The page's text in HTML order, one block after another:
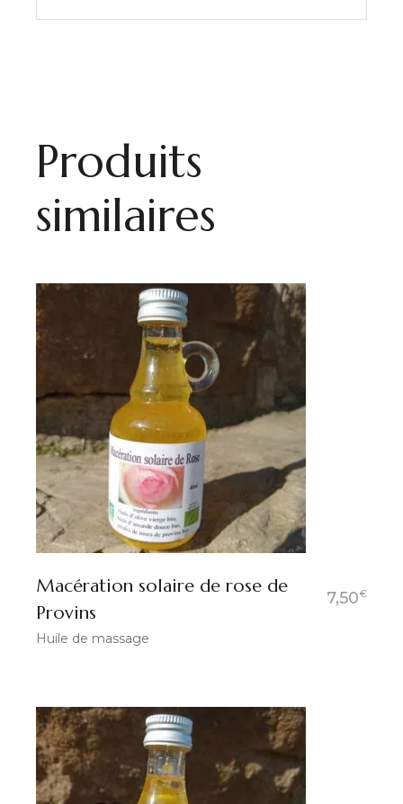
Produits
similaires
Macération solaire de rose de
Provins
7,50€
Huile de massage